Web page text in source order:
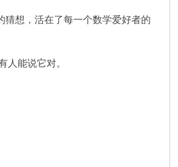
想，活在了每一个数学爱好者的
人能说它对。